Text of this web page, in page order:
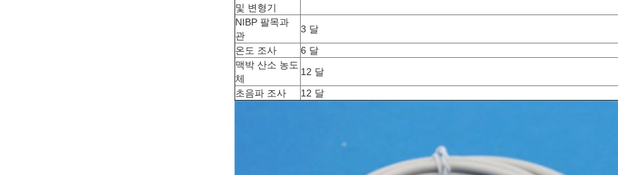
및 변형기
NIBP 팔목과
관
3 달
온도 조사
6 달
맥박 산소 농도
체
12 달
초음파 조사
12 달